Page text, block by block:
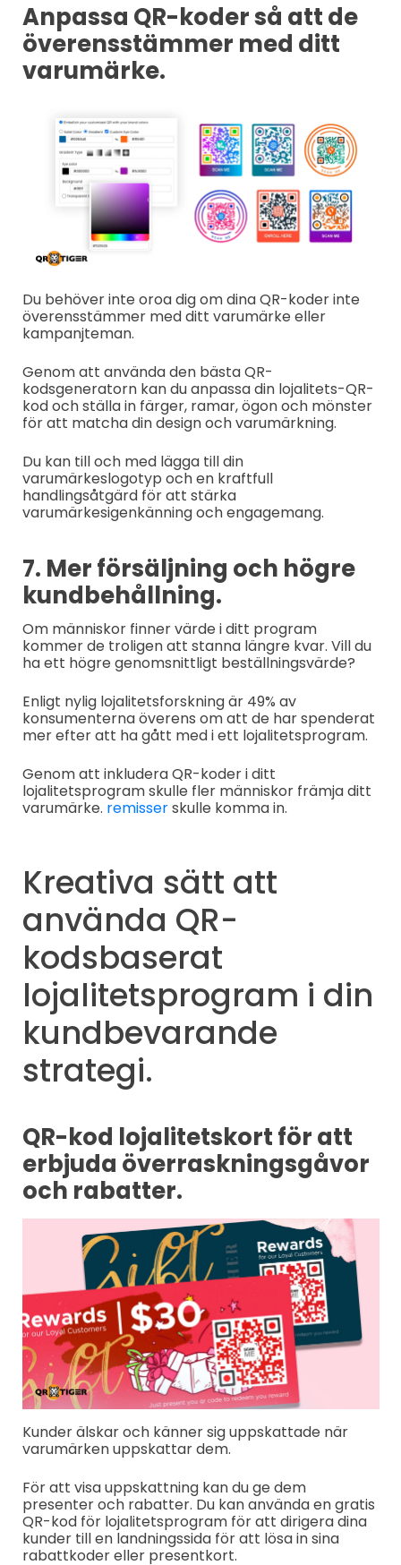
Anpassa QR-koder så att de
överensstämmer med ditt
varumärke.
Du behöver inte oroa dig om dina QR-koder inte
överensstämmer med ditt varumärke eller
kampanjteman.
Genom att använda den bästa QR-
kodsgeneratorn kan du anpassa din lojalitets-QR-
kod och ställa in färger, ramar, ögon och mönster
för att matcha din design och varumärkning.
Du kan till och med lägga till din
varumärkeslogotyp och en kraftfull
handlingsåtgärd för att stärka
varumärkesigenkänning och engagemang.
7. Mer försäljning och högre
kundbehållning.
Om människor finner värde i ditt program
kommer de troligen att stanna längre kvar. Vill du
ha ett högre genomsnittligt beställningsvärde?
Enligt nylig lojalitetsforskning är 49% av
konsumenterna överens om att de har spenderat
mer efter att ha gått med i ett lojalitetsprogram.
Genom att inkludera QR-koder i ditt
lojalitetsprogram skulle fler människor främja ditt
varumärke. remisserskulle komma in.
Kreativa sätt att
använda QR-
kodsbaserat
lojalitetsprogram i din
kundbevarande
strategi.
QR-kod lojalitetskort för att
erbjuda överraskningsgåvor
och rabatter.
Kunder älskar och känner sig uppskattade när
varumärken uppskattar dem.
För att visa uppskattning kan du ge dem
presenter och rabatter. Du kan använda en gratis
QR-kod för lojalitetsprogram för att dirigera dina
kunder till en landningssida för att lösa in sina
rabattkoder eller presentkort.